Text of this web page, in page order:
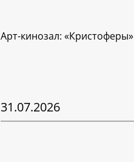
Арт-кинозал: «Кристоферы»
31.07.2026